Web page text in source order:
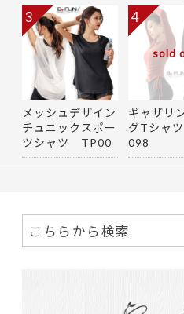
メッシュデザイン
チュニックスポー
ツシャツ TP00
79
3
sold
ギャザリ
グTシャ
098
4